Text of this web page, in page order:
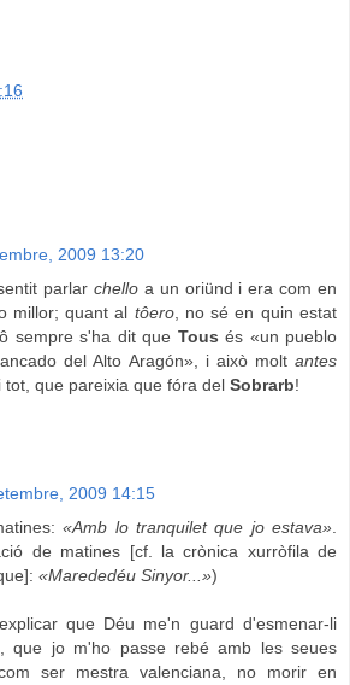
2009 13:20
parlarchello a un oriünd i era com en
millor; quant al tôero, no sé en quin estat
sempre s'ha dit que Tous és «un pueblo
del Alto Aragón», i això molt antes
tot, que pareixia que fóra del Sobrarb!
2009 14:15
«Amb lo tranquilet que jo estava».
de matines [cf. la crònica xurròfila de
«Marededéu Sinyor...»)
que Déu me'n guard d'esmenar-li
que jo m'ho passe rebé amb les seues
ser mestra valenciana, no morir en